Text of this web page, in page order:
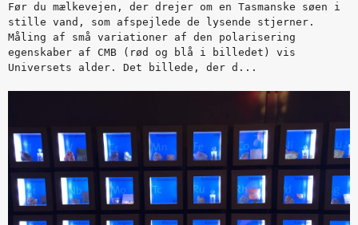
Før du mælkevejen, der drejer om en Tasmanske søen i
stille vand, som afspejlede de lysende stjerner.
Måling af små variationer af den polarisering
egenskaber af CMB (rød og blå i billedet) vis
Universets alder. Det billede, der d...